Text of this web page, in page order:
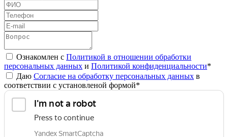
Ознакомлен с Политикой в отношении обработки
персональных данных и Политикой конфиденциальности*
Даю Согласие на обработку персональных данных в
соответствии с установленой формой*